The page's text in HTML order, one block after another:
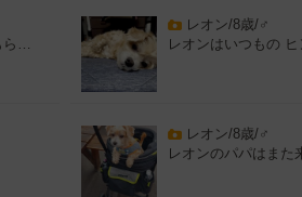
ら…
レオン/8歳/♂
レオンはいつもの
レオン/8歳/♂
レオンのパパはまた